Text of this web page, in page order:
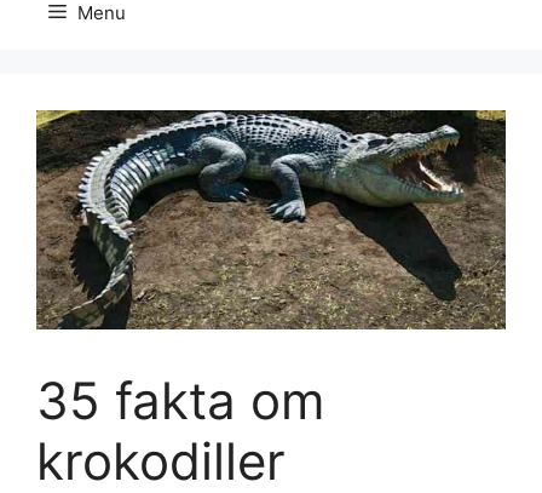
Menu
35 fakta om
krokodiller